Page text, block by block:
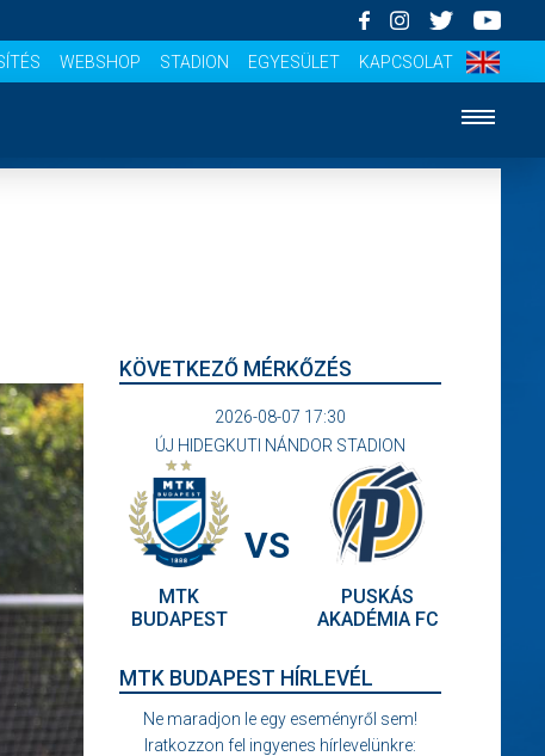
WEBSHOP STADION EGYESÜLET KAPCSOLAT
KÖVETKEZŐ MÉRKŐZÉS
2026-08-07 17:30
ÚJ HIDEGKUTI NÁNDOR STADION
MTK
BUDAPEST
VS
PUSKÁS
AKADÉMIA FC
MTK BUDAPEST HÍRLEVÉL
Ne maradjon le egy eseményről sem!
Iratkozzon fel ingyenes hírlevelünkre: